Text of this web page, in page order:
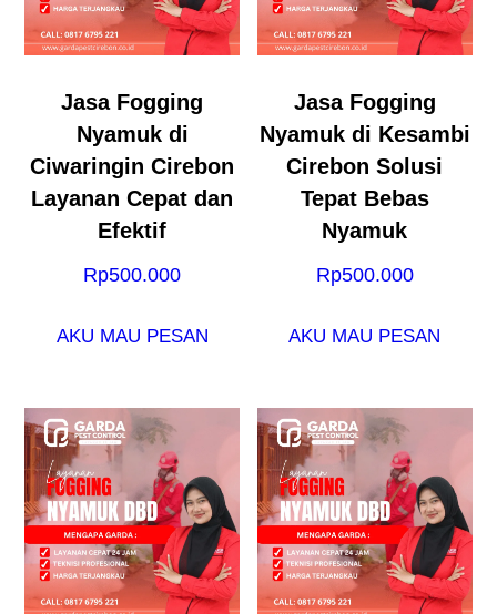
Jasa Fogging
Nyamuk di
Ciwaringin Cirebon
Layanan Cepat dan
Efektif
Rp500.000
AKU MAU PESAN
Jasa Fogging
Nyamuk di Kesambi
Cirebon Solusi
Tepat Bebas
Nyamuk
Rp500.000
AKU MAU PESAN